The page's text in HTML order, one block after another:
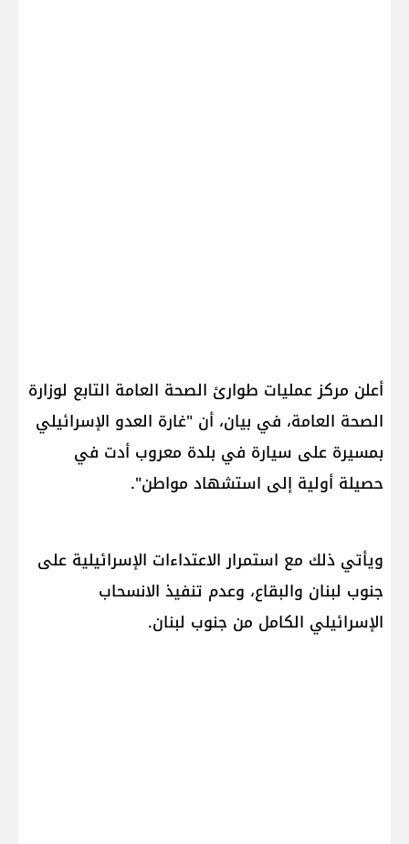
أعلن مركز عمليات طوارئ الصحة العامة التابع لوزارة
الصحة العامة، في بيان، أن "غارة العدو الإسرائيلي
بمسيرة على سيارة في بلدة معروب أدت في
حصيلة أولية إلى استشهاد مواطن".
ويأتي ذلك مع استمرار الاعتداءات الإسرائيلية على
جنوب لبنان والبقاع، وعدم تنفيذ الانسحاب
الإسرائيلي الكامل من جنوب لبنان.